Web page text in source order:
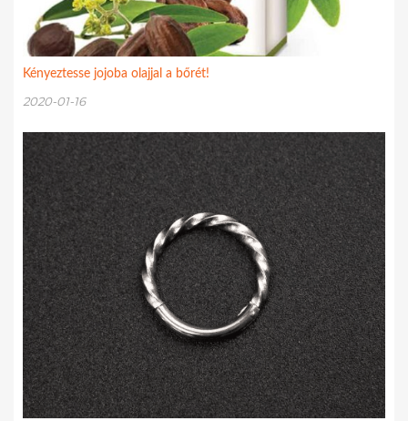
Kényeztesse jojoba olajjal a bőrét!
2020-01-16